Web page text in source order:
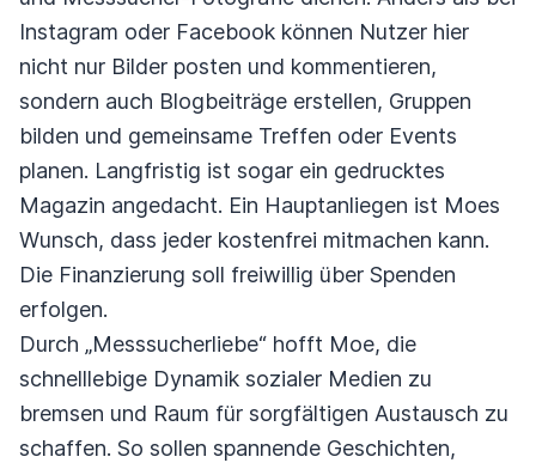
Instagram oder Facebook können Nutzer hier
nicht nur Bilder posten und kommentieren,
sondern auch Blogbeiträge erstellen, Gruppen
bilden und gemeinsame Treffen oder Events
planen. Langfristig ist sogar ein gedrucktes
Magazin angedacht. Ein Hauptanliegen ist Moes
Wunsch, dass jeder kostenfrei mitmachen kann.
Die Finanzierung soll freiwillig über Spenden
erfolgen.
Durch „Messsucherliebe“ hofft Moe, die
schnelllebige Dynamik sozialer Medien zu
bremsen und Raum für sorgfältigen Austausch zu
schaffen. So sollen spannende Geschichten,